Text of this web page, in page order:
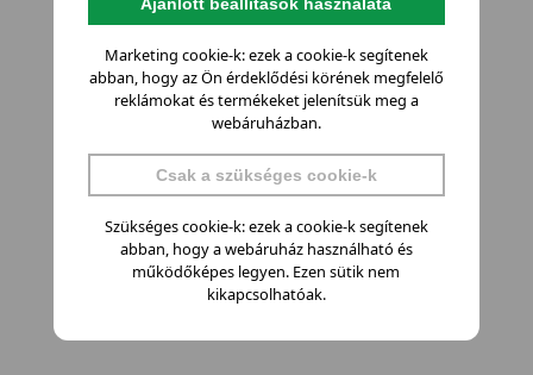
Ajánlott beállítások használata
Marketing cookie-k: ezek a cookie-k segítenek
abban, hogy az Ön érdeklődési körének megfelelő
reklámokat és termékeket jelenítsük meg a
webáruházban.
Csak a szükséges cookie-k
Szükséges cookie-k: ezek a cookie-k segítenek
abban, hogy a webáruház használható és
működőképes legyen. Ezen sütik nem
kikapcsolhatóak.